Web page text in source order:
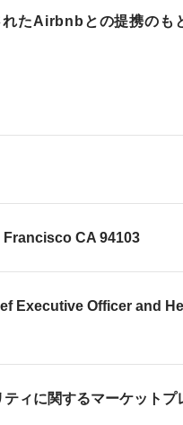
たAirbnbとの提携の
CA 94103
Executive Officer and
ィに関するマーケットプ